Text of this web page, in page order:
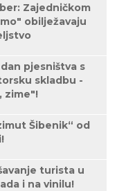
Zajedničkom
obilježavaju
dan pjesništva s
skladbu -
zime"!
Šibenik“ od
turista u
i na vinilu!